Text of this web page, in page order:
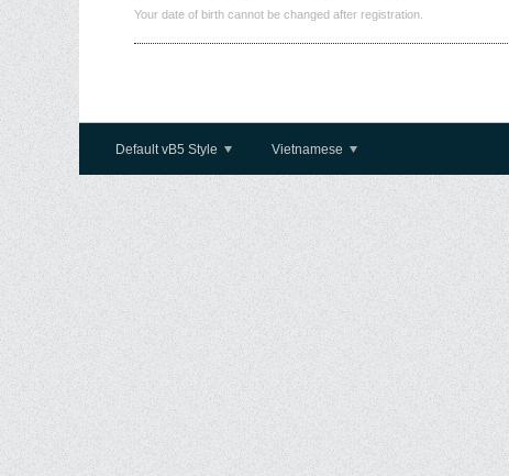
Your date of birth cannot be changed after registration.
Default vB5 Style Vietnamese